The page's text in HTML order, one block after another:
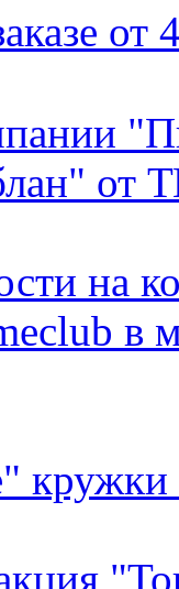
от
от
на
в
кружки